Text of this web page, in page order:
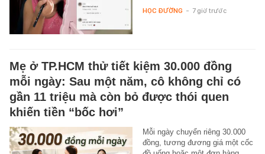
HỌC ĐƯỜNG - 7 giờ trước
Mẹ ở TP.HCM thử tiết kiệm 30.000 đồng
mỗi ngày: Sau một năm, cô không chỉ có
gần 11 triệu mà còn bỏ được thói quen
khiến tiền “bốc hơi”
Mỗi ngày chuyển riêng 30.000
đồng, tương đương giá một cốc